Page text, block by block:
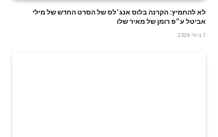
לא להחמיץ: הקרנה בלוס אנג׳לס של הסרט החדש של מילי
אביטל ע״פ רומן של מאיר שלו
1 ביולי 2026